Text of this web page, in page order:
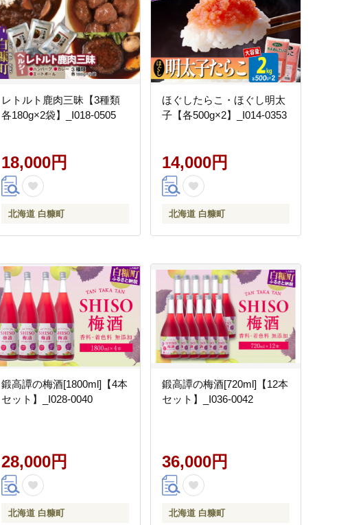
レトルト鹿肉三昧【3種類
各180g×2袋】_I018-0505
18,000円
北海道 白糠町
ほぐしたらこ・ほぐし明太
子【各500g×2】_I014-0353
14,000円
北海道 白糠町
鍛高譚の梅酒[1800ml]【4本
セット】_I028-0040
28,000円
北海道 白糠町
鍛高譚の梅酒[720ml]【12本
セット】_I036-0042
36,000円
北海道 白糠町